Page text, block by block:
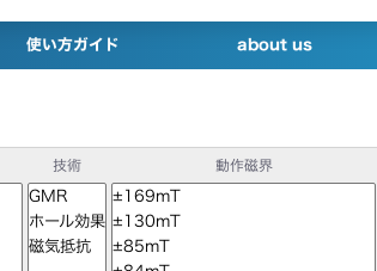
使い方ガイド about us
技術 動作磁界